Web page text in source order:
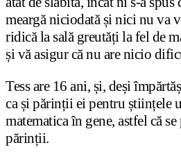
meargă niciodată și nici nu va
ridică la sală greutăți la fel de
și vă asigur că nu are nicio
Tess are 16 ani, și, deși
ca și părinții ei pentru științele
matematica în gene, astfel că
părinții.